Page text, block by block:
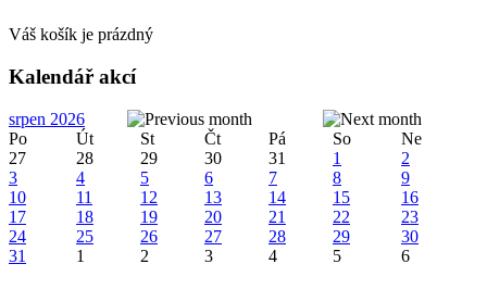
Váš košík je prázdný
Kalendář akcí
srpen 2026
Po
Út St Čt Pá So
Ne
27
28 29 30 31 1
2
3
4 5 6 7 8
9
10
11 12 13 14 15
16
17
18 19 20 21 22
23
24
25 26 27 28 29
30
31
1 2 3 4 5 6